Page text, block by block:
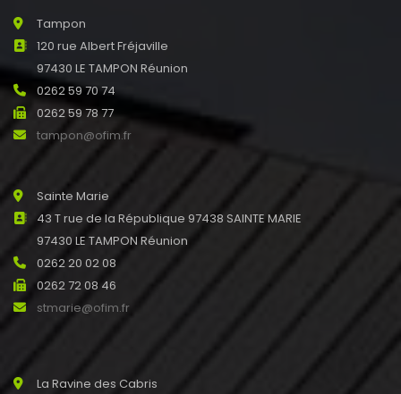
Tampon
120 rue Albert Fréjaville
97430 LE TAMPON Réunion
0262 59 70 74
0262 59 78 77
tampon@ofim.fr
Sainte Marie
43 T rue de la République 97438 SAINTE MARIE
97430 LE TAMPON Réunion
0262 20 02 08
0262 72 08 46
stmarie@ofim.fr
La Ravine des Cabris